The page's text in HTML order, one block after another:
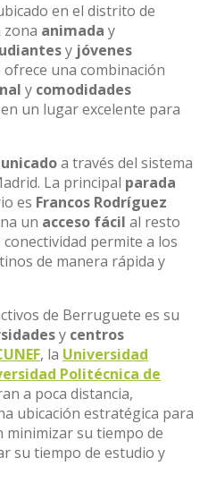
en el distrito de
zona animada y
y jóvenes
ofrece una combinación
y comodidades
un lugar excelente para
a través del sistema
La principal parada
es Francos Rodríguez
un acceso fácil al resto
conectividad permite a los
de manera rápida y
de Berruguete es su
y centros
, la Universidad
Politécnica de
a poca distancia,
ubicación estratégica para
minimizar su tiempo de
su tiempo de estudio y